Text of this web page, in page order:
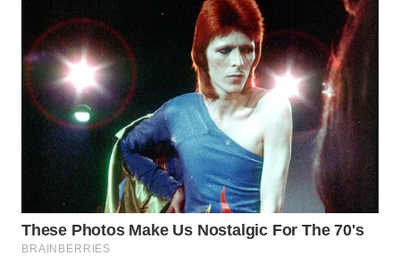
SAMOSIR
WN
PADANG
LAWAS
WN
SUMEDANG
WN
CIANJUR